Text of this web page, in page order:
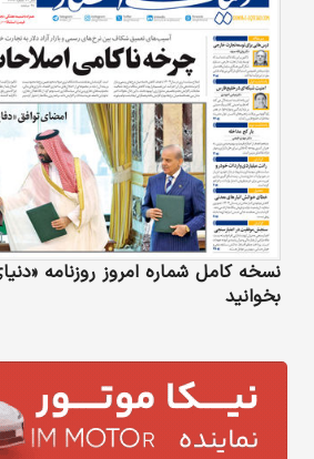
نسخه کامل شماره امروز روزنامه
بخوانید